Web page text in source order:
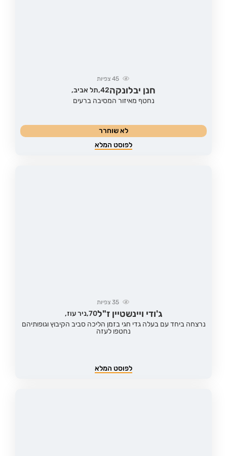
45צפיות
חנן יבלונקה42, תל אביב,
נחטף מאיזור המסיבה ברעים
לא שוחרר
לפוסט המלא
35צפיות
ג'ודי ויינשטיין ז"ל70, ניר עוז,
נרצחה ביחד עם בעלה גדי חגי בזמן הליכה סביב הקיבוץ וגופותיהם
נחטפו לעזה
לפוסט המלא